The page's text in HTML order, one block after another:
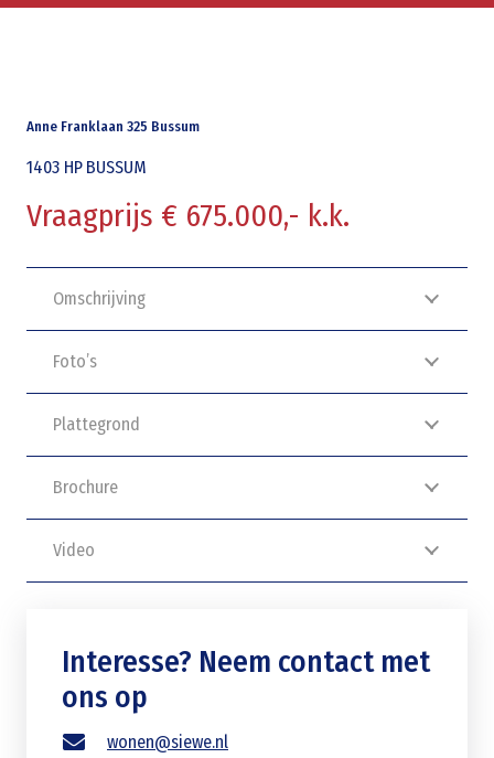
Anne Franklaan 325 Bussum
1403 HP BUSSUM
Vraagprijs € 675.000,- k.k.
Omschrijving
Foto’s
Plattegrond
Brochure
Video
Interesse? Neem contact met
ons op
wonen@siewe.nl